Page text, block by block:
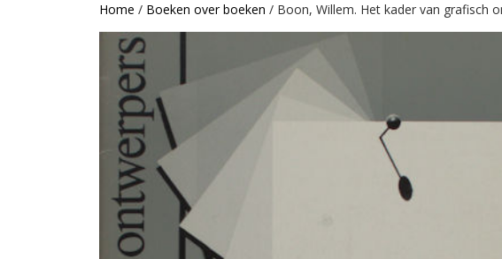
Home / Boeken over boeken / Boon, Willem. Het kader van grafisch